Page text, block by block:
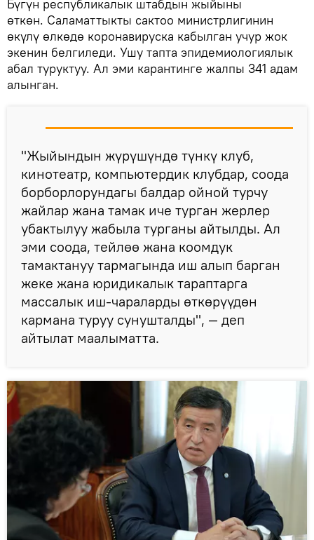
Бүгүн республикалык штабдын жыйыны
өткөн. Саламаттыкты сактоо министрлигинин
өкүлү өлкөдө коронавируска кабылган учур жок
экенин белгиледи. Ушу тапта эпидемиологиялык
абал туруктуу. Ал эми карантинге жалпы 341 адам
алынган.
"Жыйындын жүрүшүндө түнкү клуб,
кинотеатр, компьютердик клубдар, соода
борборлорундагы балдар ойной турчу
жайлар жана тамак иче турган жерлер
убактылуу жабыла турганы айтылды. Ал
эми соода, тейлөө жана коомдук
тамактануу тармагында иш алып барган
жеке жана юридикалык тараптарга
массалык иш-чараларды өткөрүүдөн
кармана туруу сунушталды", — деп
айтылат маалыматта.